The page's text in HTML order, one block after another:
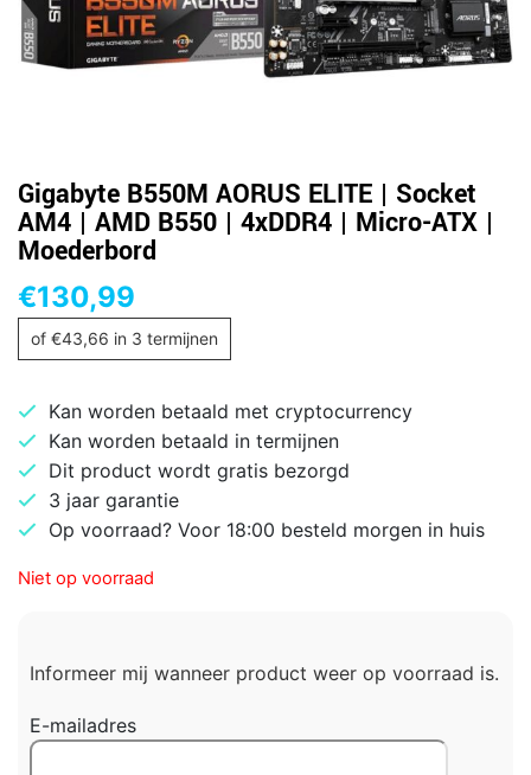
Gigabyte B550M AORUS ELITE | Socket
AM4 | AMD B550 | 4xDDR4 | Micro-ATX |
Moederbord
€130,99
of €43,66 in 3 termijnen
Kan worden betaald met cryptocurrency
Kan worden betaald in termijnen
Dit product wordt gratis bezorgd
3 jaar garantie
Op voorraad? Voor 18:00 besteld morgen in huis
Niet op voorraad
Informeer mij wanneer product weer op voorraad is.
E-mailadres